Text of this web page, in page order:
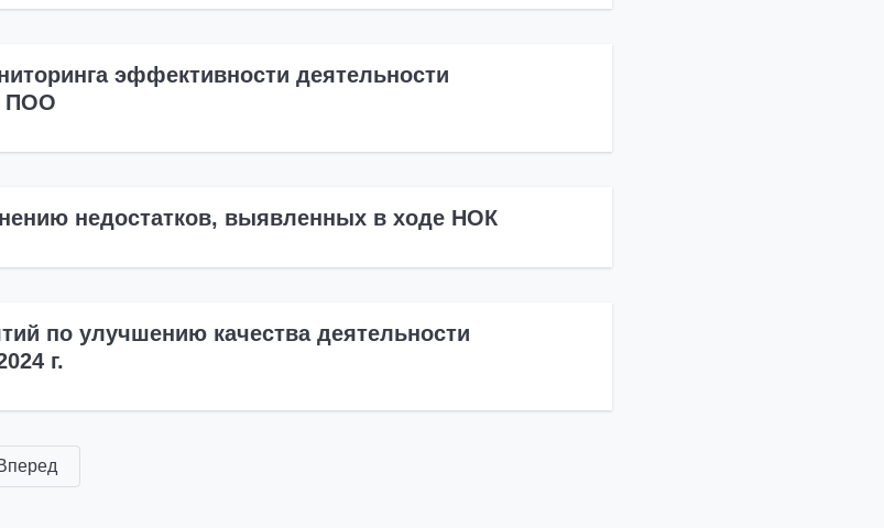
эффективности деятельности
ПОО
недостатков, выявленных в ходе НОК
по улучшению качества деятельности
г.